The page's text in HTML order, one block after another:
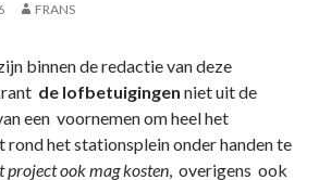
FRANS
binnen de redactie van deze
de lofbetuigingen niet uit de
een voornemen om heel het
het stationsplein onder handen te
project ook mag kosten, overigens ook